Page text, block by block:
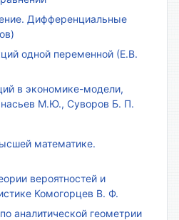
Дифференциальные
одной переменной (Е.В.
в экономике-модели,
М.Ю., Суворов Б. П.
математике.
вероятностей и
Комогорцев В. Ф.
аналитической геометрии